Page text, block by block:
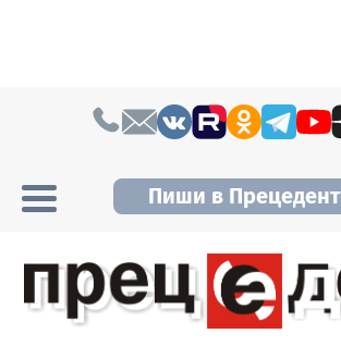
Пиши в Прецедент